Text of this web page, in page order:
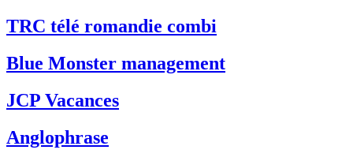
TRC télé romandie combi
Blue Monster management
JCP Vacances
Anglophrase